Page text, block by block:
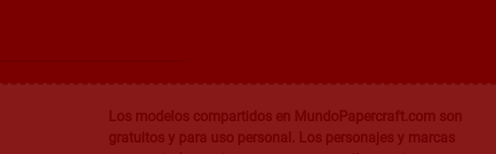
Los modelos compartidos en MundoPapercraft.com son
gratuitos y para uso personal. Los personajes y marcas